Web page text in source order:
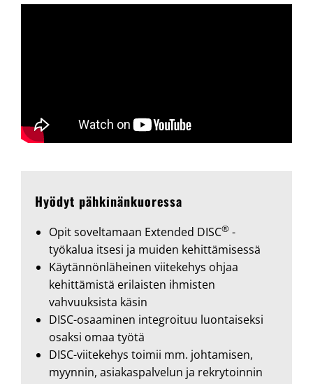
Hyödyt pähkinänkuoressa
Opit soveltamaan Extended DISC® -
työkalua itsesi ja muiden kehittämisessä
Käytännönläheinen viitekehys ohjaa
kehittämistä erilaisten ihmisten
vahvuuksista käsin
DISC-osaaminen integroituu luontaiseksi
osaksi omaa työtä
DISC-viitekehys toimii mm. johtamisen,
myynnin, asiakaspalvelun ja rekrytoinnin